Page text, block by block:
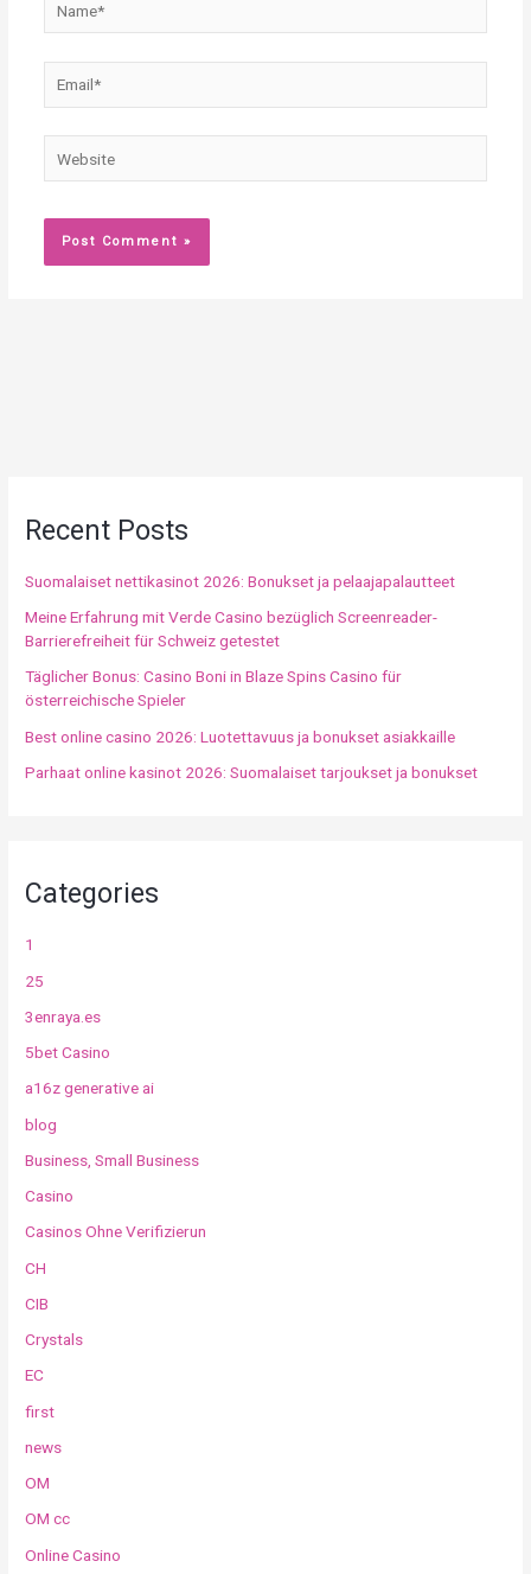
Website
Recent Posts
Suomalaiset nettikasinot 2026: Bonukset ja pelaajapalautteet
Meine Erfahrung mit Verde Casino bezüglich Screenreader-
Barrierefreiheit für Schweiz getestet
Täglicher Bonus: Casino Boni in Blaze Spins Casino für
österreichische Spieler
Best online casino 2026: Luotettavuus ja bonukset asiakkaille
Parhaat online kasinot 2026: Suomalaiset tarjoukset ja bonukset
Categories
1
25
3enraya.es
5bet Casino
a16z generative ai
blog
Business, Small Business
Casino
Casinos Ohne Verifizierun
CH
CIB
Crystals
EC
first
news
OM
OM cc
Online Casino